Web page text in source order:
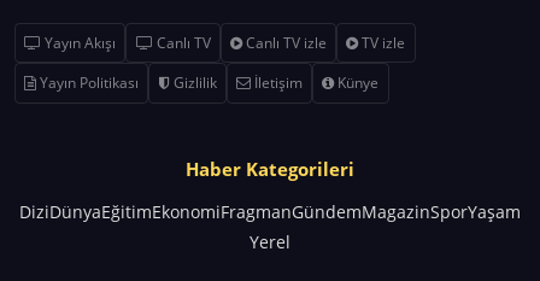
Yayın Akışı Canlı TV Canlı TV izle
TV izle
Yayın Politikası
Gizlilik İletişim Künye
Haber Kategorileri
DiziDünyaEğitimEkonomiFragmanGündemMagazinSporYaşam
Yerel